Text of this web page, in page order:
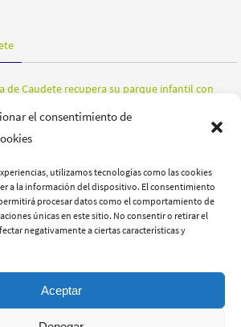
el consentimiento de
utilizamos tecnologías como las cookies
a la información del dispositivo. El consentimiento
procesar datos como el comportamiento de
únicas en este sitio. No consentir o retirar el
negativamente a ciertas características y
Aceptar
de Caudete recupera su parque infantil con
más pequeños
06/08/2026
la Policía Local de Villena salva la vida de un
seguirán acompañando a Caudete durante los
POLÍTICA DE COOKIES AVISOS LEGALES